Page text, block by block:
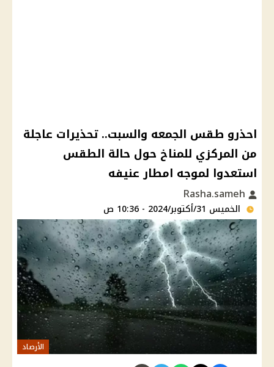
احذرو طقس الجمعه والسبت.. تحذيرات عاجلة
من المركزي للمناخ حول حالة الطقس
استعدوا لموجه امطار عنيفه
الخميس 31/أكتوبر/2024 - 10:36 ص
الأرصاد